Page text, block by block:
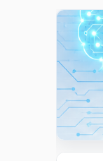
т
е
м